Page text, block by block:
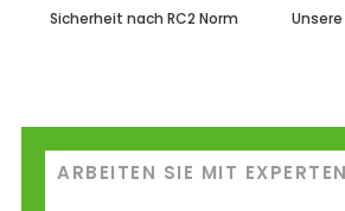
Sicherheit nach RC2 Norm
ARBEITEN SIE MIT EXPERTEN